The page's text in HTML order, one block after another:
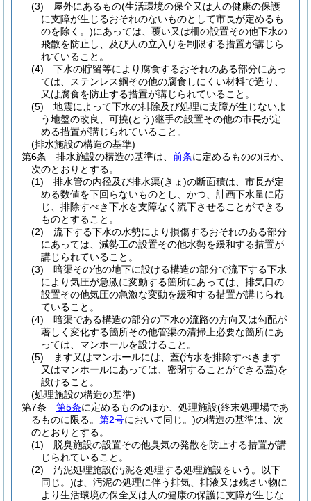
(3)
屋外にあるもの(生活環境の保全又は人の健康の保護
に支障が生じるおそれのないものとして市長が定めるも
のを除く。)にあっては、覆い又は柵の設置その他下水の
飛散を防止し、及び人の立入りを制限する措置が講じら
れていること。
(4)
下水の貯留等により腐食するおそれのある部分にあっ
ては、ステンレス鋼その他の腐食しにくい材料で造り、
又は腐食を防止する措置が講じられていること。
(5)
地震によって下水の排除及び処理に支障が生じないよ
う地盤の改良、可撓(とう)継手の設置その他の市長が定
める措置が講じられていること。
(排水施設の構造の基準)
第6条
排水施設の構造の基準は、 前条に定めるもののほか、
次のとおりとする。
(1)
排水管の内径及び排水渠(きょ)の断面積は、市長が定
める数値を下回らないものとし、かつ、計画下水量に応
じ、排除すべき下水を支障なく流下させることができる
ものとすること。
(2)
流下する下水の水勢により損傷するおそれのある部分
にあっては、減勢工の設置その他水勢を緩和する措置が
講じられていること。
(3)
暗渠その他の地下に設ける構造の部分で流下する下水
により気圧が急激に変動する箇所にあっては、排気口の
設置その他気圧の急激な変動を緩和する措置が講じられ
ていること。
(4)
暗渠である構造の部分の下水の流路の方向又は勾配が
著しく変化する箇所その他管渠の清掃上必要な箇所にあ
っては、マンホールを設けること。
(5)
ます又はマンホールには、蓋(汚水を排除すべきます
又はマンホールにあっては、密閉することができる蓋)を
設けること。
(処理施設の構造の基準)
第7条
第5条に定めるもののほか、処理施設(終末処理場であ
るものに限る。 第2号において同じ。)の構造の基準は、次
のとおりとする。
(1)
脱臭施設の設置その他臭気の発散を防止する措置が講
じられていること。
(2)
汚泥処理施設(汚泥を処理する処理施設をいう。以下
同じ。)は、汚泥の処理に伴う排気、排液又は残さい物に
より生活環境の保全又は人の健康の保護に支障が生じな